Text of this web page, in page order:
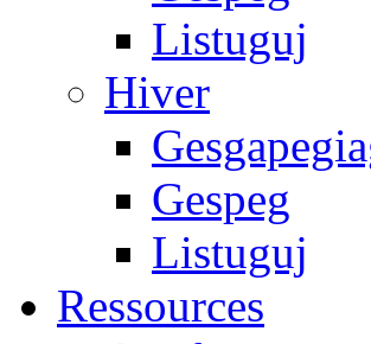
Listuguj
Hiver
Gespeg
Listuguj
Ressources